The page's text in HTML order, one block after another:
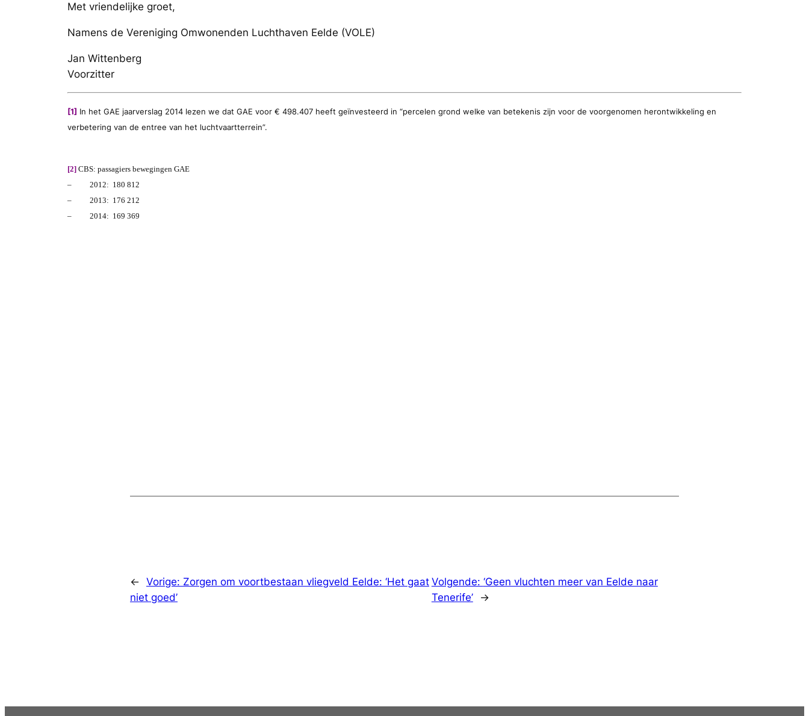
Met vriendelijke groet,
Namens de Vereniging Omwonenden Luchthaven Eelde (VOLE)
Jan Wittenberg
Voorzitter
[1] In het GAE jaarverslag 2014 lezen we dat GAE voor € 498.407 heeft geïnvesteerd in “percelen grond welke van betekenis zijn voor de voorgenomen herontwikkeling en
verbetering van de entree van het luchtvaartterrein”.
[2] CBS: passagiers bewegingen GAE
– 2012: 180 812
– 2013: 176 212
– 2014: 169 369
← Vorige: Zorgen om voortbestaan vliegveld Eelde: ‘Het gaat
niet goed’
Volgende: ‘Geen vluchten meer van Eelde naar
Tenerife’
→